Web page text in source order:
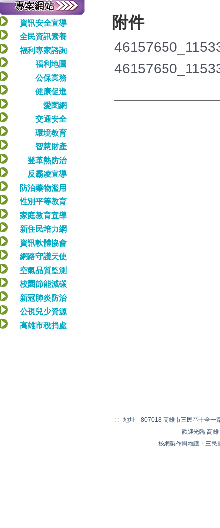
資訊安全宣導
全民資訊素養
福利專家諮詢
福利地圖
公保業務
健康促進
愛閱網
交通安全
環境教育
智慧財產
登革熱防治
反霸凌宣導
防治藥物濫用
性別平等教育
家庭教育宣導
新住民培力網
資訊軟體協會
網路守護天使
空氣品質監測
校園節能減碳
新冠肺炎防治
公視兒少資源
高雄市稅捐處
附件
:::
地址：807018 高雄市三民區十全
歡迎光臨 高
校網製作與維護：三民